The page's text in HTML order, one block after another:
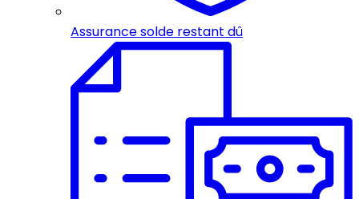
Assurance solde restant dû